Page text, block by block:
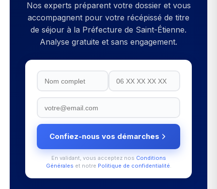
Nos experts préparent votre dossier et vous
accompagnent pour votre récépissé de titre
de séjour à la Préfecture de Saint-Étienne.
Analyse gratuite et sans engagement.
Confiez-nous vos démarches
En validant, vous acceptez nos Conditions
Générales et notre Politique de confidentialité.